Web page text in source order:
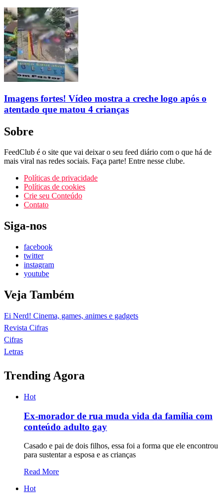
Imagens fortes! Vídeo mostra a creche logo após o
atentado que matou 4 crianças
Sobre
FeedClub é o site que vai deixar o seu feed diário com o que há de
mais viral nas redes sociais. Faça parte! Entre nesse clube.
Políticas de privacidade
Políticas de cookies
Crie seu Conteúdo
Contato
Siga-nos
facebook
twitter
instagram
youtube
Veja Também
Ei Nerd! Cinema, games, animes e gadgets
Revista Cifras
Cifras
Letras
Trending Agora
Hot
Ex-morador de rua muda vida da família com
conteúdo adulto gay
Casado e pai de dois filhos, essa foi a forma que ele encontrou
para sustentar a esposa e as crianças
Read More
Hot